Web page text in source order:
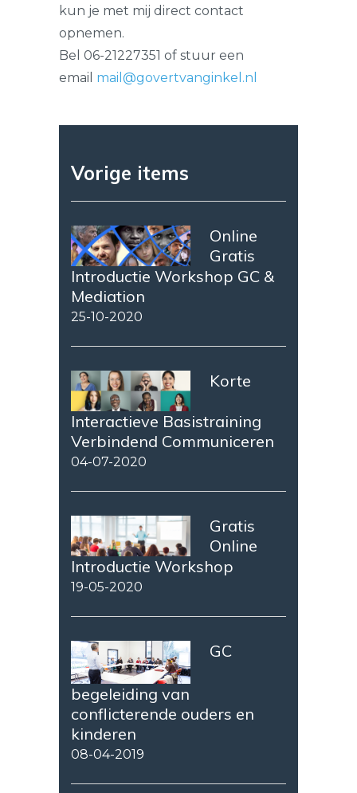
kun je met mij direct contact
opnemen.
Bel 06-21227351 of stuur een
email mail@govertvanginkel.nl
Vorige items
Online
Gratis
Introductie Workshop GC &
Mediation
25-10-2020
Korte
Interactieve Basistraining
Verbindend Communiceren
04-07-2020
Gratis
Online
Introductie Workshop
19-05-2020
GC
begeleiding van
conflicterende ouders en
kinderen
08-04-2019